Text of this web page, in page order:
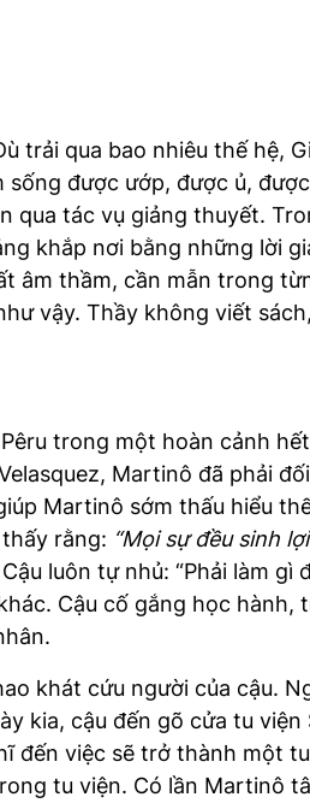
trải qua bao nhiêu thế hệ,
được ướp, được ủ,
qua tác vụ giảng thuyết.
khắp nơi bằng những lời
âm thầm, cần mẫn trong
vậy. Thầy không viết
trong một hoàn cảnh
Martinô đã phải
Martinô sớm thấu hiểu
rằng: “Mọi sự đều sinh
luôn tự nhủ: “Phải làm
Cậu cố gắng học hành,
khát cứu người của cậu.
kia, cậu đến gõ cửa tu
đến việc sẽ trở thành một
tu viện. Có lần Martinô